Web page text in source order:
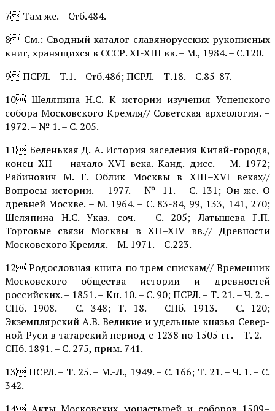
7 Там же. – Стб.484.
8 См.: Сводный каталог славяно­русских рукописных
книг, храня­щихся в СССР. XI-XIII вв. – М., 1984. – С.120.
9 ПСРЛ. – T.1. – Стб.486; ПСРЛ. – Т.18. – С.85-87.
10 Шеляпина Н.С. К истории изучения Успенского
собора Московского Кремля// Советская архе­ология. –
1972. – № 1. – С. 205.
11 Беленькая Д. А. История заселения Китай-го­рода,
конец XII — начало XVI века. Канд. дисс. – М. 1972;
Рабинович М. Г. Облик Москвы в XIII–XVI веках//
Вопросы истории. – 1977. – № 11. – С. 131; Он же. О
древней Москве. – М. 1964. – С. 83-84, 99, 133, 141, 270;
Шеляпина Н.С. Указ. соч. – С. 205; Латышева Г.П.
Торговые связи Москвы в XII–XIV вв.// Древности
Москов­ского Кремля. – М. 1971. – С.223.
12 Родословная книга по трем спискам// Времен­ник
Московского общества истории и древнос­тей
российских. – 1851. – Кн. 10. – С. 90; ПСРЛ. – Т. 21. – Ч. 2. –
СПб. 1908. – С. 348; Т. 18. – СПб. 1913. – С. 120;
Экземплярский А.В. Великие и удельные князья Север­
ной Руси в татарский период с 1238 по 1505 гг. – Т. 2. –
СПб. 1891. – С. 275, прим. 741.
13 ПСРЛ. – Т. 25. – М.-Л., 1949. – С. 166; Т. 21. – Ч. 1. – С.
342.